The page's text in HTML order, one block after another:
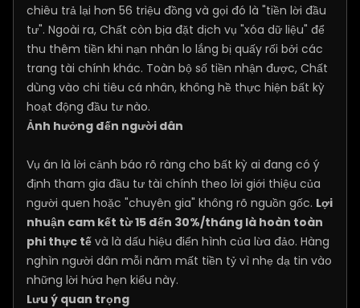
chiêu trả lại hơn 56 triệu đồng và gọi đó là "tiền lời đầu
tư". Ngoài ra, Chất còn bịa đặt dịch vụ "xóa dữ liệu" để
thu thêm tiền khi nạn nhân lo lắng bị quấy rối bởi các
trang tài chính khác. Toàn bộ số tiền nhận được, Chất
dùng vào chi tiêu cá nhân, không hề thực hiện bất kỳ
hoạt động đầu tư nào.
Ảnh hưởng đến người dân
Vụ án là lời cảnh báo rõ ràng cho bất kỳ ai đang có ý
định tham gia đầu tư tài chính theo lời giới thiệu của
người quen hoặc "chuyên gia" không rõ nguồn gốc. Lợi
nhuận cam kết từ 15 đến 30%/tháng là hoàn toàn
phi thực tế và là dấu hiệu điển hình của lừa đảo. Hàng
nghìn người dân mỗi năm mất tiền tỷ vì nhẹ dạ tin vào
những lời hứa hẹn kiểu này.
Lưu ý quan trọng